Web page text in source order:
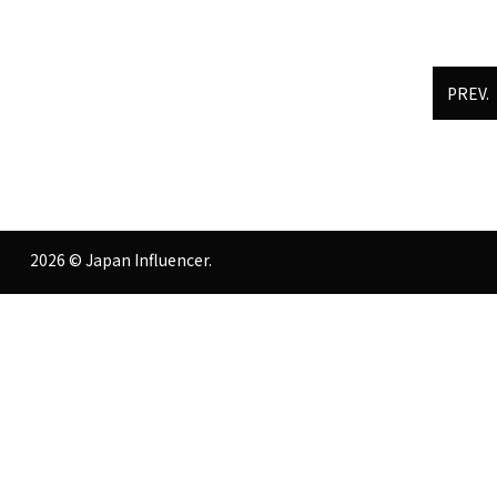
PREV.
2026 © Japan Influencer.